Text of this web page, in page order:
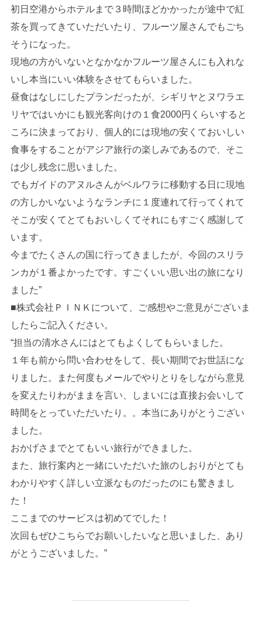
初日空港からホテルまで３時間ほどかかったが途中で紅
茶を買ってきていただいたり、フルーツ屋さんでもごち
そうになった。
現地の方がいないとなかなかフルーツ屋さんにも入れな
いし本当にいい体験をさせてもらいました。
昼食はなしにしたプランだったが、シギリヤとヌワラエ
リヤではいかにも観光客向けの１食2000円くらいすると
ころに決まっており、個人的には現地の安くておいしい
食事をすることがアジア旅行の楽しみであるので、そこ
は少し残念に思いました。
でもガイドのアヌルさんがベルワラに移動する日に現地
の方しかいないようなランチに１度連れて行ってくれて
そこが安くてとてもおいしくてそれにもすごく感謝して
います。
今までたくさんの国に行ってきましたが、今回のスリラ
ンカが１番よかったです。すごくいい思い出の旅になり
ました”
■株式会社ＰＩＮＫについて、ご感想やご意見がございま
したらご記入ください。
“担当の清水さんにはとてもよくしてもらいました。
１年も前から問い合わせをして、長い期間でお世話にな
りました。また何度もメールでやりとりをしながら意見
を変えたりわがままを言い、しまいには直接お会いして
時間をとっていただいたり。。本当にありがとうござい
ました。
おかげさまでとてもいい旅行ができました。
また、旅行案内と一緒にいただいた旅のしおりがとても
わかりやすく詳しい立派なものだったのにも驚きまし
た！
ここまでのサービスは初めてでした！
次回もぜひこちらでお願いしたいなと思いました、あり
がとうございました。”